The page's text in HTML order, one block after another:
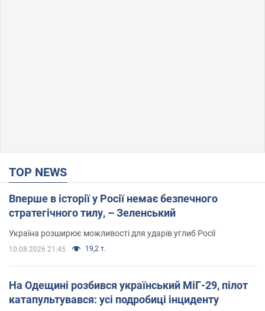
TOP NEWS
Вперше в історії у Росії немає безпечного
стратегічного тилу, – Зеленський
Україна розширює можливості для ударів углиб Росії
10.08.2026 21:45 19,2 т.
На Одещині розбився український МіГ-29, пілот
катапультувався: усі подробиці інциденту